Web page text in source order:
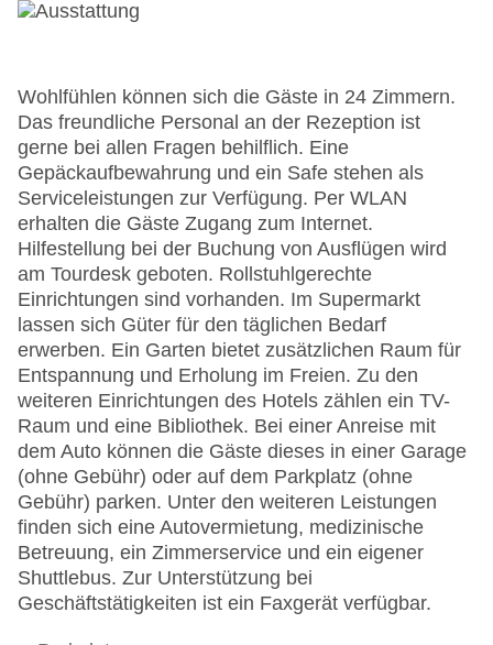
Wohlfühlen können sich die Gäste in 24 Zimmern.
Das freundliche Personal an der Rezeption ist
gerne bei allen Fragen behilflich. Eine
Gepäckaufbewahrung und ein Safe stehen als
Serviceleistungen zur Verfügung. Per WLAN
erhalten die Gäste Zugang zum Internet.
Hilfestellung bei der Buchung von Ausflügen wird
am Tourdesk geboten. Rollstuhlgerechte
Einrichtungen sind vorhanden. Im Supermarkt
lassen sich Güter für den täglichen Bedarf
erwerben. Ein Garten bietet zusätzlichen Raum für
Entspannung und Erholung im Freien. Zu den
weiteren Einrichtungen des Hotels zählen ein TV-
Raum und eine Bibliothek. Bei einer Anreise mit
dem Auto können die Gäste dieses in einer Garage
(ohne Gebühr) oder auf dem Parkplatz (ohne
Gebühr) parken. Unter den weiteren Leistungen
finden sich eine Autovermietung, medizinische
Betreuung, ein Zimmerservice und ein eigener
Shuttlebus. Zur Unterstützung bei
Geschäftstätigkeiten ist ein Faxgerät verfügbar.